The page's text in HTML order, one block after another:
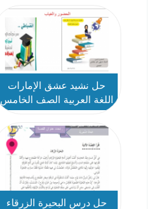
حل نشيد عشق الإمارات
اللغة العربية الصف الخامس
حل درس البحيرة الزرقاء